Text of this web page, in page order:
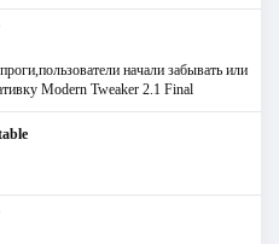
начали забывать или
Modern Tweaker 2.1 Final